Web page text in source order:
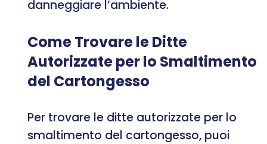
danneggiare l’ambiente.
Come Trovare le Ditte
Autorizzate per lo Smaltimento
del Cartongesso
Per trovare le ditte autorizzate per lo
smaltimento del cartongesso, puoi